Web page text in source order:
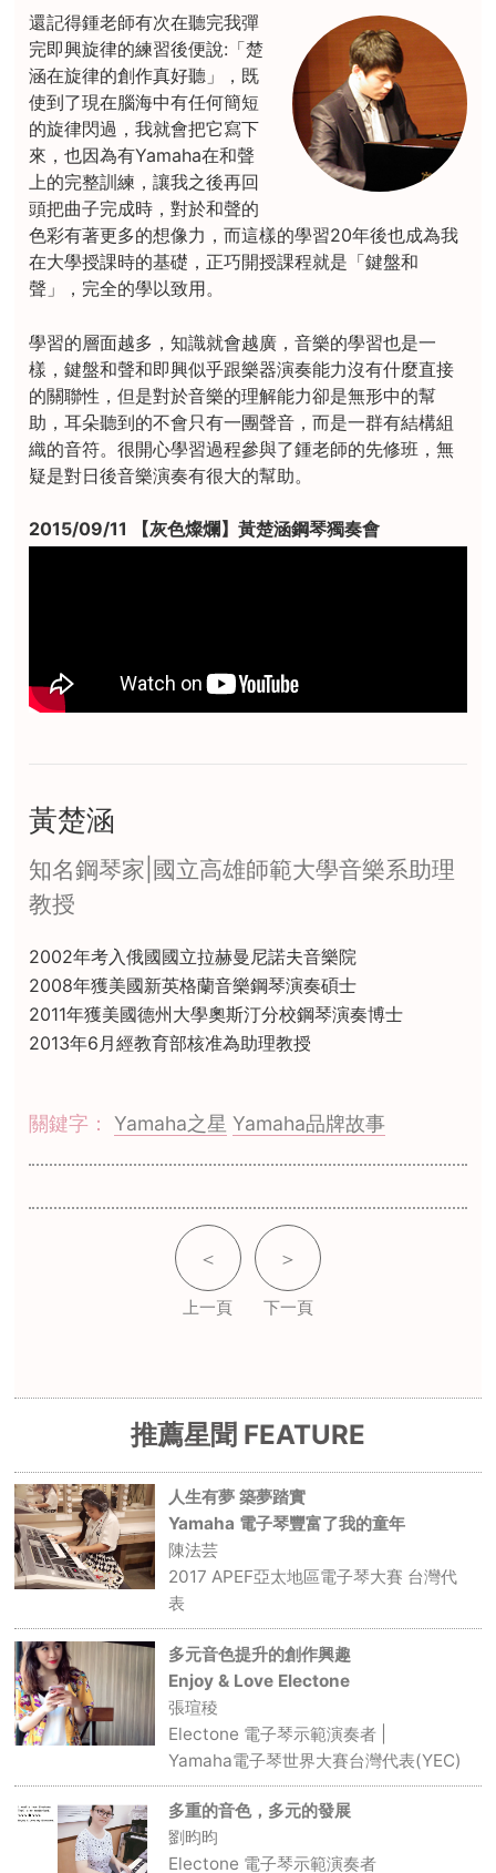
還記得鍾老師有次在聽完我彈
完即興旋律的練習後便說:「楚
涵在旋律的創作真好聽」，既
使到了現在腦海中有任何簡短
的旋律閃過，我就會把它寫下
來，也因為有Yamaha在和聲
上的完整訓練，讓我之後再回
頭把曲子完成時，對於和聲的
色彩有著更多的想像力，而這樣的學習20年後也成為我
在大學授課時的基礎，正巧開授課程就是「鍵盤和
聲」，完全的學以致用。
學習的層面越多，知識就會越廣，音樂的學習也是一
樣，鍵盤和聲和即興似乎跟樂器演奏能力沒有什麼直接
的關聯性，但是對於音樂的理解能力卻是無形中的幫
助，耳朵聽到的不會只有一團聲音，而是一群有結構組
織的音符。很開心學習過程參與了鍾老師的先修班，無
疑是對日後音樂演奏有很大的幫助。
2015/09/11 【灰色燦爛】黃楚涵鋼琴獨奏會
黃楚涵
知名鋼琴家|國立高雄師範大學音樂系助理
教授
2002年考入俄國國立拉赫曼尼諾夫音樂院
2008年獲美國新英格蘭音樂鋼琴演奏碩士
2011年獲美國德州大學奧斯汀分校鋼琴演奏博士
2013年6月經教育部核准為助理教授
關鍵字：Yamaha之星 Yamaha品牌故事
＜
上一頁
＞
下一頁
推薦星聞 FEATURE
人生有夢 築夢踏實
Yamaha 電子琴豐富了我的童年
陳法芸
2017 APEF亞太地區電子琴大賽 台灣代
表
多元音色提升的創作興趣
Enjoy & Love Electone
張瑄稜
Electone 電子琴示範演奏者 |
Yamaha電子琴世界大賽台灣代表(YEC)
多重的音色，多元的發展
劉昀昀
Electone 電子琴示範演奏者